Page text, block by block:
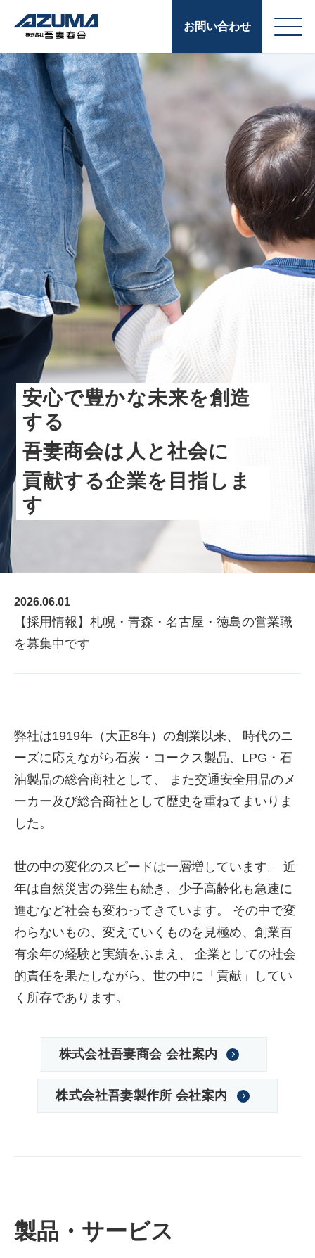
お問い合わせ
株式会社吾妻商会 会
社案内
概
要
製品・サービス
原燃料事業
石油製品販売
燃料小口配送
LPG販売
潤滑油
給油カード
(ガソリンカード)
コークス・鋳物
安心で豊かな未来を創造
する
吾妻商会は人と社会に
貢献する企業を目指しま
す
2026.06.01
【採用情報】札幌・青森・名古屋・徳島の営業職
を募集中です
弊社は1919年（大正8年）の創業以来、
時代のニ
ーズに応えながら石炭・コークス製品、LPG・石
油製品の総合商社として、
また交通安全用品のメ
ーカー及び総合商社として歴史を重ねてまいりま
した。
世の中の変化のスピードは一層増しています。
近
年は自然災害の発生も続き、少子高齢化も急速に
進むなど社会も変わってきています。
その中で変
わらないもの、変えていくものを見極め、創業百
有余年の経験と実績をふまえ、
企業としての社会
的責任を果たしながら、世の中に「貢献」してい
く所存であります。
株式会社吾妻商会 会社案内
株式会社吾妻製作所 会社案内
製品・サービス